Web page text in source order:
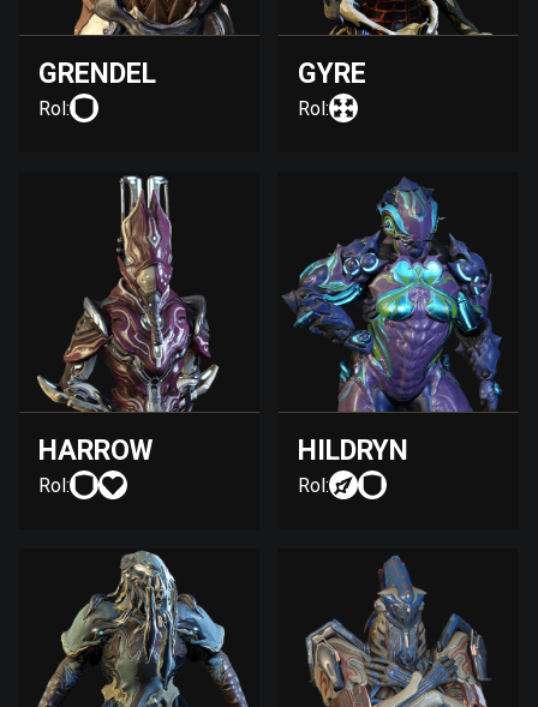
GRENDEL
Rol:
GYRE
Rol:
HARROW
Rol:
HILDRYN
Rol: